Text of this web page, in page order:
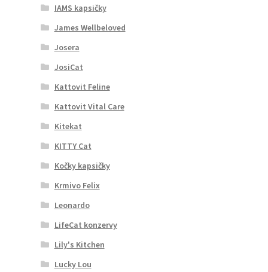
IAMS kapsičky
James Wellbeloved
Josera
JosiCat
Kattovit Feline
Kattovit Vital Care
Kitekat
KITTY Cat
Kočky kapsičky
Krmivo Felix
Leonardo
LifeCat konzervy
Lily's Kitchen
Lucky Lou